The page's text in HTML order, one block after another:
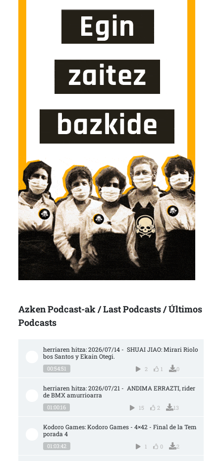
Azken Podcast-ak / Last Podcasts / Últimos
Podcasts
herriaren hitza: 2026/07/14 -  SHUAI JIAO: Mirari Riolo
bos Santos y Ekain Otegi.
00:54:51 2 1 0
herriaren hitza: 2026/07/21 -  ANDIMA ERRAZTI, rider
de BMX amurrioarra
01:00:16 15 2 13
Kodoro Games: Kodoro Games - 4×42 - Final de la Tem
porada 4
01:03:42 1 0 2